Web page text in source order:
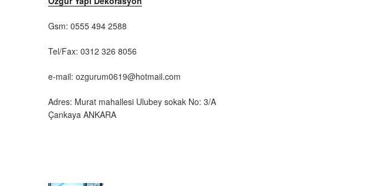
Gsm: 0555 494 2588
Tel/Fax: 0312 326 8056
e-mail: ozgurum0619@hotmail.com
Adres: Murat mahallesi Ulubey sokak No: 3/A
Çankaya ANKARA